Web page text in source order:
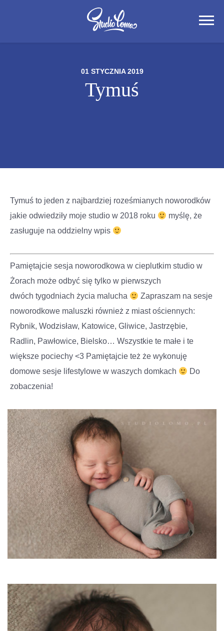
01 STYCZNIA 2019
Tymuś
Tymuś to jeden z najbardziej roześmianych noworodków
jakie odwiedziły moje studio w 2018 roku
myślę, że
zasługuje na oddzielny wpis
Pamiętajcie sesja noworodkowa w cieplutkim studio w
Żorach może odbyć się tylko w pierwszych
dwóch tygodniach życia malucha
Zapraszam na sesje
noworodkowe maluszki również z miast ościennych:
Rybnik, Wodzisław, Katowice, Gliwice, Jastrzębie,
Radlin, Pawłowice, Bielsko… Wszystkie te małe i te
większe pociechy <3 Pamiętajcie też że wykonuję
domowe sesje lifestylowe w waszych domkach
Do
zobaczenia!